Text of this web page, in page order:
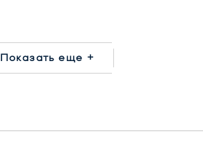
Показать еще +